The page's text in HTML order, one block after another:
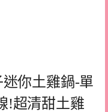
你土雞鍋-單
!超清甜土雞